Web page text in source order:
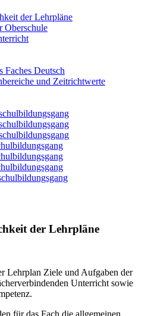
der Lehrpläne
Oberschule
Faches Deutsch
und Zeitrichtwerte
der Lehrpläne
Lehrplan Ziele und Aufgaben der
Unterricht sowie